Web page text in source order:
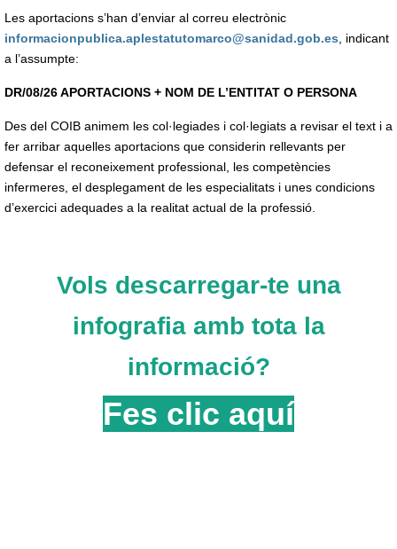
Les aportacions s’han d’enviar al correu electrònic
informacionpublica.aplestatutomarco@sanidad.gob.es, indicant
a l’assumpte:
DR/08/26 APORTACIONS + NOM DE L’ENTITAT O PERSONA
Des del COIB animem les col·legiades i col·legiats a revisar el text i a
fer arribar aquelles aportacions que considerin rellevants per
defensar el reconeixement professional, les competències
infermeres, el desplegament de les especialitats i unes condicions
d’exercici adequades a la realitat actual de la professió.
Vols descarregar-te una
infografia amb tota la
informació?
Fes clic aquí